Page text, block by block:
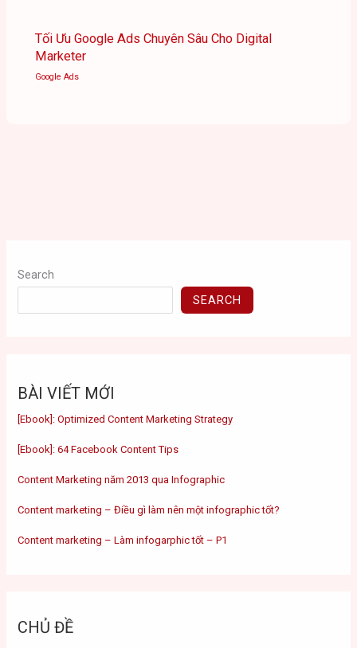
Tối Ưu Google Ads Chuyên Sâu Cho Digital
Marketer
Google Ads
Search
SEARCH
BÀI VIẾT MỚI
[Ebook]: Optimized Content Marketing Strategy
[Ebook]: 64 Facebook Content Tips
Content Marketing năm 2013 qua Infographic
Content marketing – Điều gì làm nên một infographic tốt?
Content marketing – Làm infogarphic tốt – P1
CHỦ ĐỀ